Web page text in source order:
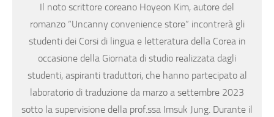
Il noto scrittore coreano Hoyeon Kim, autore del
romanzo “Uncanny convenience store” incontrerà gli
studenti dei Corsi di lingua e letteratura della Corea in
occasione della Giornata di studio realizzata dagli
studenti, aspiranti traduttori, che hanno partecipato al
laboratorio di traduzione da marzo a settembre 2023
sotto la supervisione della prof.ssa Imsuk Jung. Durante il